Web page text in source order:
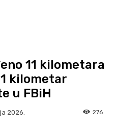
11 kilometara
kilometar
u FBiH
2026. 276